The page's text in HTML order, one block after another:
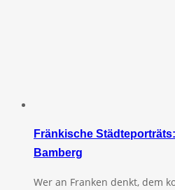
Fränkische
Bamberg
Wer an Franken denkt, dem